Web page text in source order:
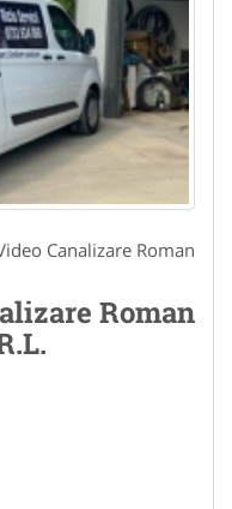
Canalizare Roman
Roman